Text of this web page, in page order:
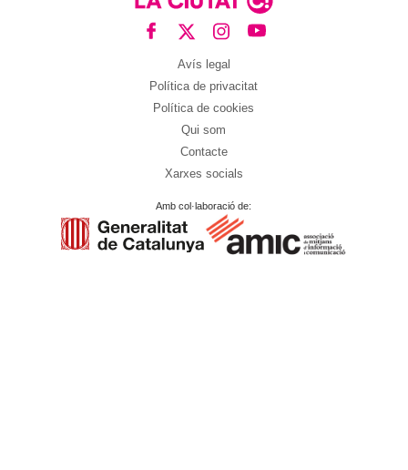
Avís legal
Política de privacitat
Política de cookies
Qui som
Contacte
Xarxes socials
Amb col·laboració de: